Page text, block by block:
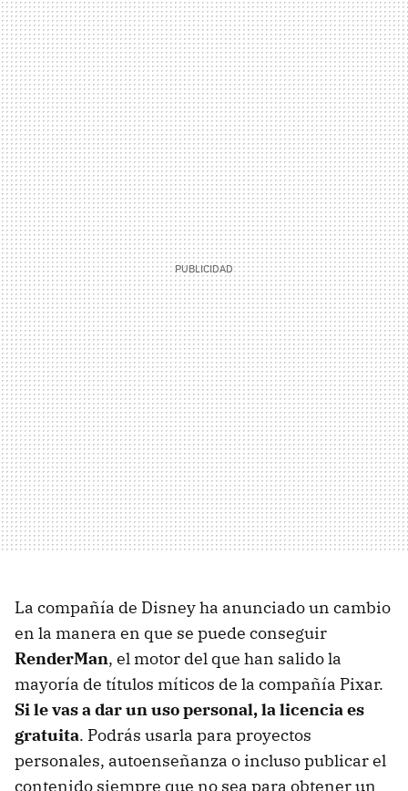
La compañía de Disney ha anunciado un cambio
en la manera en que se puede conseguir
RenderMan, el motor del que han salido la
mayoría de títulos míticos de la compañía Pixar.
Si le vas a dar un uso personal, la licencia es
gratuita. Podrás usarla para proyectos
personales, autoenseñanza o incluso publicar el
contenido siempre que no sea para obtener un